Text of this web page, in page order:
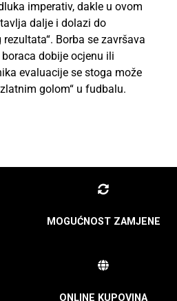
imperativ, dakle u ovom
dalje i dolazi do
Borba se završava
dobije ocjenu ili
evaluacije se stoga može
golom“ u fudbalu.
MOGUĆNOST ZAMJENE
ONLINE KUPOVINA